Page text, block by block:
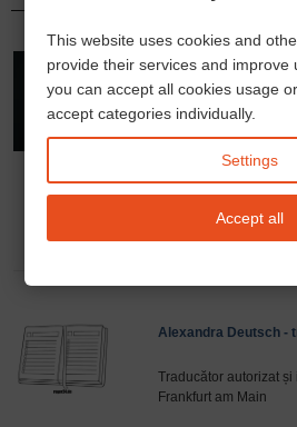
Andrea Din –
Soluții integrate
phone
Alexandra Deutsch -
Traducător autorizat
Frankfurt am Main
This website uses cookies and
provide their services and improve
you can accept all cookies usage
accept categories individually.
Settings
Accept all